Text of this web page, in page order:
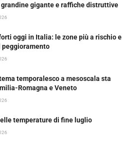
gigante e raffiche distruttive
oggi in Italia: le zone più a rischio e
peggioramento
temporalesco a mesoscala sta
Romagna e Veneto
temperature di fine luglio